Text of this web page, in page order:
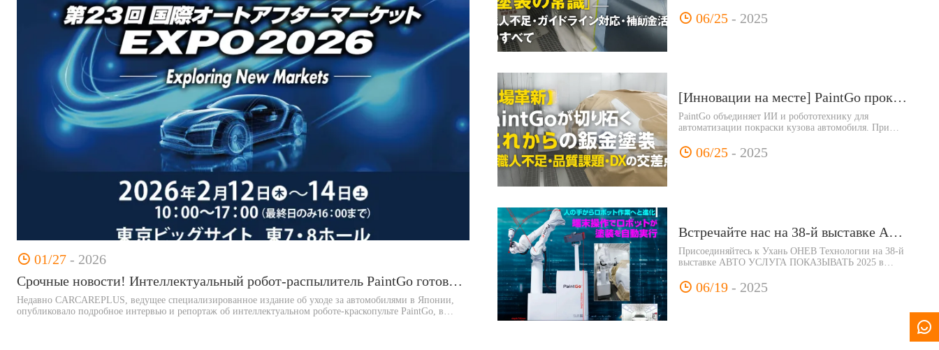
01/27 - 2026
Срочные новости! Интеллектуальный робот-распылитель PaintGo готовится к запуску в Японии – приглашение на IAAE2026!
Недавно CARCAREPLUS, ведущее специализированное издание об уходе за автомобилями в Японии,
опубликовало подробное интервью и репортаж об интеллектуальном роботе-краскопульте PaintGo, в
06/25 - 2025
силы в сфере кузовного ремонта. Она обеспечивает
стабильное качество, поддерживает прозрачность и
06/25 - 2025
[Инновации на месте] PaintGo прокладывает путь будущему покраски листового металла — на стыке нехватки мастеров, проблем качества и цифровой трансформации
PaintGo объединяет ИИ и робототехнику для
автоматизации покраски кузова автомобиля. При
рабочей силы и повышает качество в Азии и Европе.
06/19 - 2025
Встречайте нас на 38-й выставке АВТО УСЛУГА ПОКАЗЫВАТЬ 2025 в Токио!
Присоединяйтесь к Ухань ОНЕВ Технологии на 38-й
выставке АВТО УСЛУГА ПОКАЗЫВАТЬ 2025 в
интеллектуального робота для покраски автомобилей
PaintGo® с помощью живых демонстраций. Стенд: